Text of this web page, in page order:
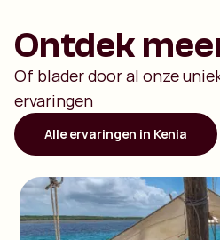
Ontdek
Of blader door al onze
ervaringen
Alle ervaringen in Kenia